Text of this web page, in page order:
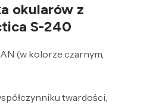
okularów z
S-240
(w kolorze czarnym,
twardości,